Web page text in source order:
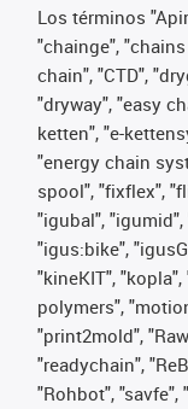
Los términos
"chainge",
chain", "CTD",
"dryway", "easy
ketten", "e-
"energy chain
spool", "fixflex",
"igubal",
"igus:bike",
"kineKIT",
polymers",
"print2mold",
"readychain",
"Rohbot", "savfe",